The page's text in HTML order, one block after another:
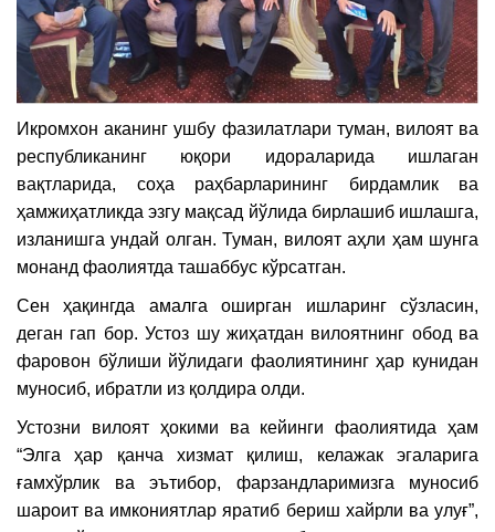
Икромхон аканинг ушбу фазилатлари туман, вилоят ва
республиканинг юқори идораларида ишлаган
вақтларида, соҳа раҳбарларининг бирдамлик ва
ҳамжиҳатликда эзгу мақсад йўлида бирлашиб ишлашга,
изланишга ундай олган. Туман, вилоят аҳли ҳам шунга
монанд фаолиятда ташаббус кўрсатган.
Сен ҳақингда амалга оширган ишларинг сўзласин,
деган гап бор. Устоз шу жиҳатдан вилоятнинг обод ва
фаровон бўлиши йўлидаги фаолиятининг ҳар кунидан
муносиб, ибратли из қолдира олди.
Устозни вилоят ҳокими ва кейинги фаолиятида ҳам
“Элга ҳар қанча хизмат қилиш, келажак эгаларига
ғамхўрлик ва эътибор, фарзандларимизга муносиб
шароит ва имкониятлар яратиб бериш хайрли ва улуғ”,